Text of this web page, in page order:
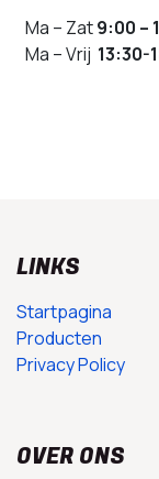
Ma – Zat9:00 –
Ma – Vrij 13:30-
LINKS
Startpagina
Producten
Privacy Policy
OVER ONS